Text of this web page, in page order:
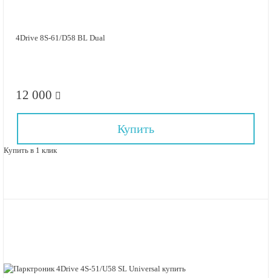
4Drive 8S-61/D58 BL Dual
12 000
Купить
Купить в 1 клик